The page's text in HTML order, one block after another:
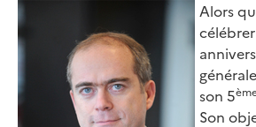
Alors
son 5
Son